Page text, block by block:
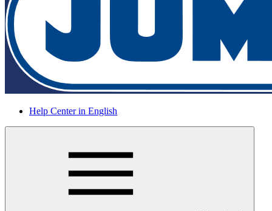
Help Center in English